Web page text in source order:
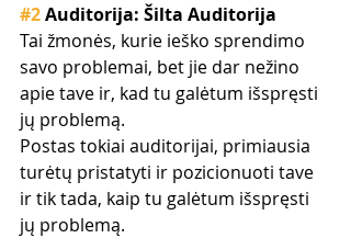
#2 Auditorija: Šilta Auditorija
Tai žmonės, kurie ieško sprendimo
savo problemai, bet jie dar nežino
apie tave ir, kad tu galėtum išspręsti
jų problemą.
Postas tokiai auditorijai, primiausia
turėtų pristatyti ir pozicionuoti tave
ir tik tada, kaip tu galėtum išspręsti
jų problemą.